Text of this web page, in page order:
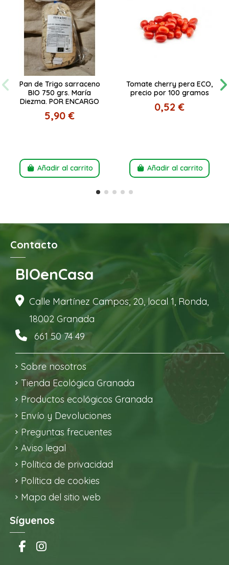
Pan de Trigo sarraceno
BIO 750 grs. María
Diezma. POR ENCARGO
5,90 €
Añadir al carrito
Tomate cherry pera ECO,
precio por 100 gramos
0,52 €
Añadir al carrito
Sobre nosotros
Tienda Ecológica Granada
Productos ecológicos Granada
Envío y Devoluciones
Preguntas frecuentes
Aviso legal
Política de privacidad
Política de cookies
Mapa del sitio web
Contacto
BIOenCasa
Calle Martínez Campos, 20, local 1, Ronda,
18002 Granada
661 50 74 49
Síguenos